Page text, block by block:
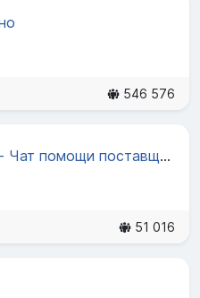
546 576
💜 Wildberries - Чат помощи поставщиков
51 016